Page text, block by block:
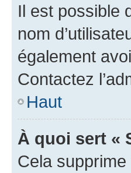
Il est possible
nom
également
Contactez
Haut
À quoi sert «
Cela